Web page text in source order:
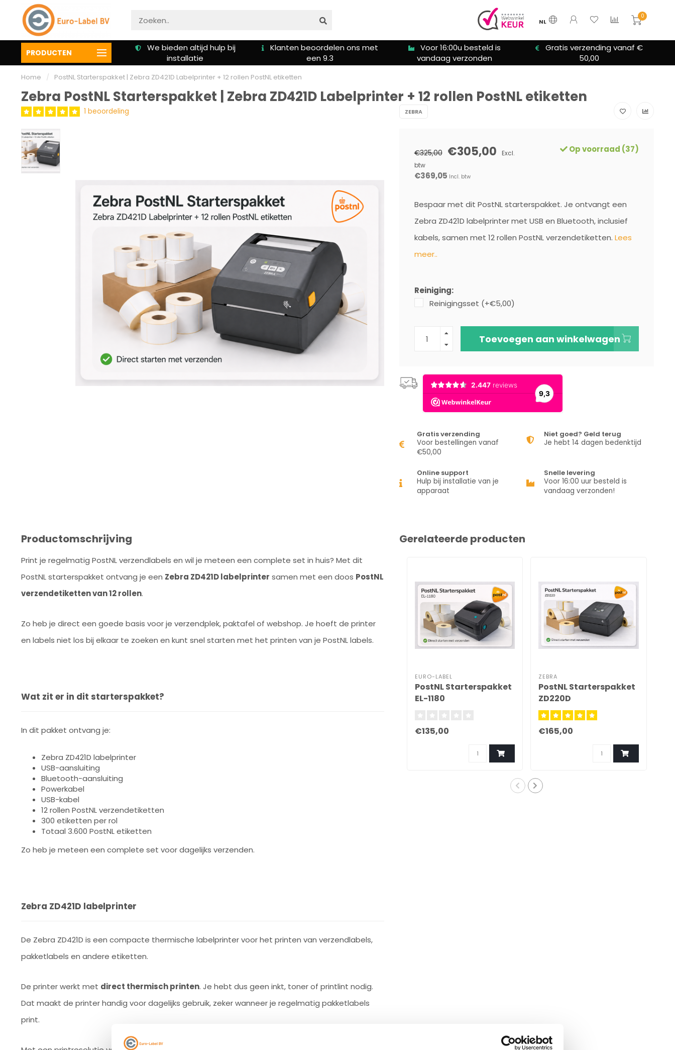
NL
0
PRODUCTEN
We bieden altijd hulp bij
installatie
Klanten beoordelen ons met
een 9.3
Voor 16:00u besteld is
vandaag verzonden
Gratis verzending vanaf €
50,00
We bieden altijd hulp bij
installatie
Home / PostNL Starterspakket | Zebra ZD421D Labelprinter + 12 rollen PostNL etiketten
Zebra PostNL Starterspakket | Zebra ZD421D Labelprinter + 12 rollen PostNL etiketten
1 beoordeling ZEBRA
€325,00 €305,00
Excl.
btw
€369,05 Incl. btw
Op voorraad (37)
Bespaar met dit PostNL starterspakket. Je ontvangt een
Zebra ZD421D labelprinter met USB en Bluetooth, inclusief
kabels, samen met 12 rollen PostNL verzendetiketten. Lees
meer..
Reiniging:
Reinigingsset (+€5,00)
Toevoegen aan winkelwagen
Gratis verzending
Voor bestellingen vanaf
€50,00
Niet goed? Geld terug
Je hebt 14 dagen bedenktijd
Online support
Hulp bij installatie van je
apparaat
Snelle levering
Voor 16:00 uur besteld is
vandaag verzonden!
Productomschrijving
Print je regelmatig PostNL verzendlabels en wil je meteen een complete set in huis? Met dit
PostNL starterspakket ontvang je een Zebra ZD421D labelprinter samen met een doos PostNL
verzendetiketten van 12 rollen.
Zo heb je direct een goede basis voor je verzendplek, paktafel of webshop. Je hoeft de printer
en labels niet los bij elkaar te zoeken en kunt snel starten met het printen van je PostNL labels.
Wat zit er in dit starterspakket?
In dit pakket ontvang je:
Zebra ZD421D labelprinter
USB-aansluiting
Bluetooth-aansluiting
Powerkabel
USB-kabel
12 rollen PostNL verzendetiketten
300 etiketten per rol
Totaal 3.600 PostNL etiketten
Zo heb je meteen een complete set voor dagelijks verzenden.
Zebra ZD421D labelprinter
De Zebra ZD421D is een compacte thermische labelprinter voor het printen van verzendlabels,
pakketlabels en andere etiketten.
De printer werkt met direct thermisch printen. Je hebt dus geen inkt, toner of printlint nodig.
Dat maakt de printer handig voor dagelijks gebruik, zeker wanneer je regelmatig pakketlabels
print.
Gerelateerde producten
EURO-LABEL
PostNL Starterspakket
EL-1180
€135,00
ZEBRA
PostNL Starterspakket
ZD220D
€165,00